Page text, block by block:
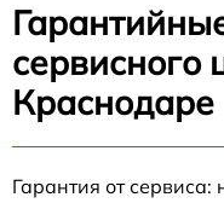
сервисного
Краснодаре
Гарантия от